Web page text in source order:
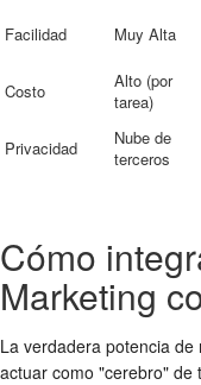
Facilidad Muy Alta
Costo
Alto (por
tarea)
Privacidad
Nube de
terceros
Cómo
Marketing
La verdadera potencia
actuar como "cerebro" de